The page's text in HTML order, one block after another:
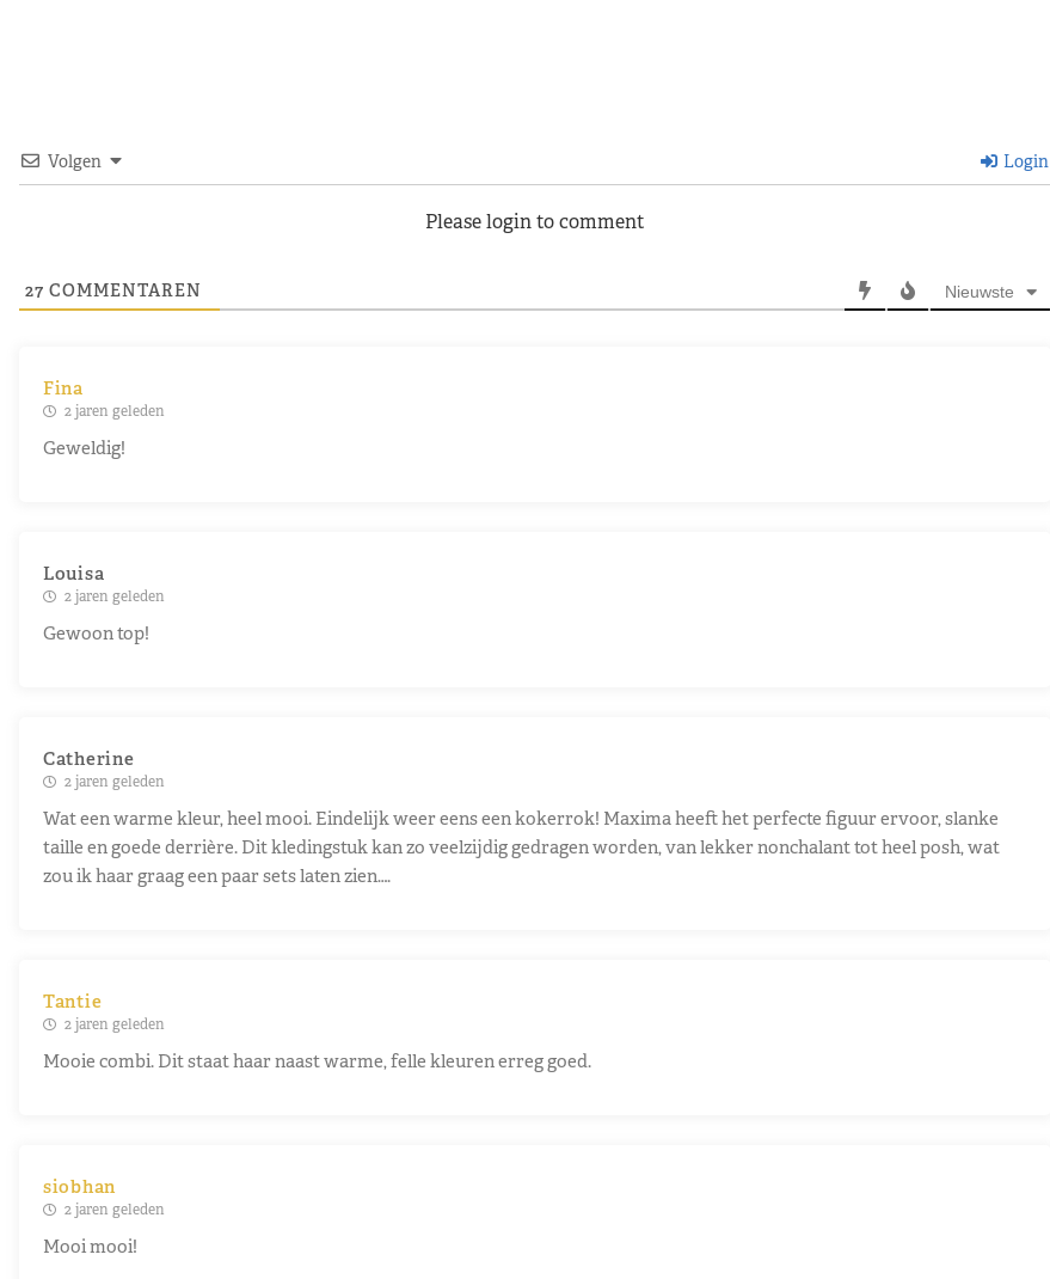
Volgen Login
Please login to comment
27 COMMENTAREN Nieuwste
Fina
2 jaren geleden
Geweldig!
Louisa
2 jaren geleden
Gewoon top!
Catherine
2 jaren geleden
Wat een warme kleur, heel mooi. Eindelijk weer eens een kokerrok! Maxima heeft het perfecte figuur ervoor, slanke
taille en goede derrière. Dit kledingstuk kan zo veelzijdig gedragen worden, van lekker nonchalant tot heel posh, wat
zou ik haar graag een paar sets laten zien….
Tantie
2 jaren geleden
Mooie combi. Dit staat haar naast warme, felle kleuren erreg goed.
siobhan
2 jaren geleden
Mooi mooi!